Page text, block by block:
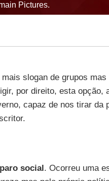
Pictures.
mais slogan de grupos
por direito, esta opção,
capaz de nos tirar da
social. Ocorreu uma